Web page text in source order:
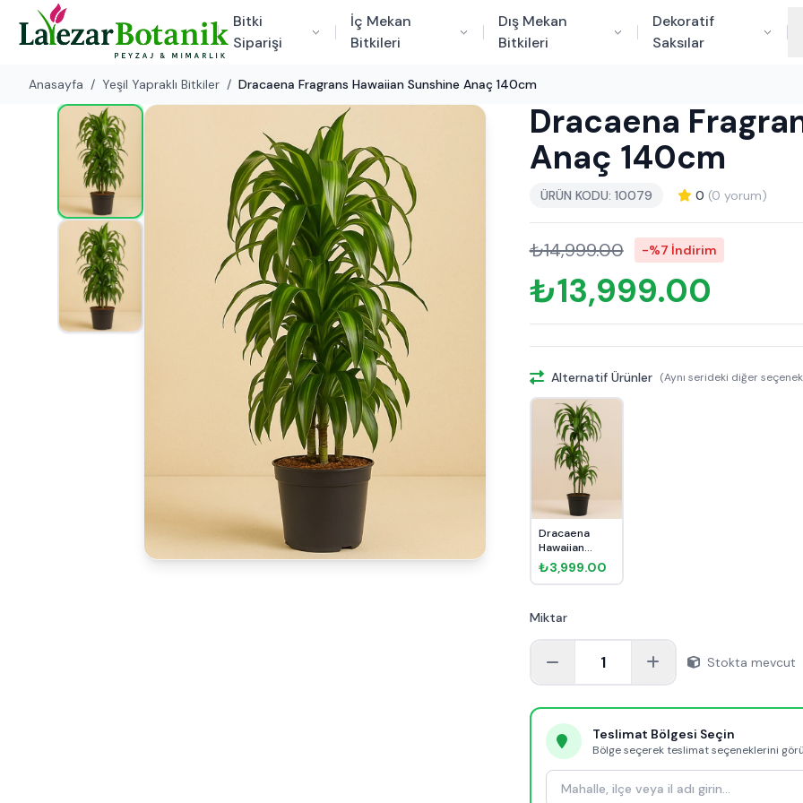
Bitki
Siparişi
İç Mekan
Bitkileri
Dış Mekan
Bitkileri
Dekoratif
Saksılar
Anasayfa / Yeşil Yapraklı Bitkiler / Dracaena Fragrans Hawaiian Sunshine Anaç 140cm
Dracaena
Anaç 140cm
ÜRÜN KODU: 10079 0 (0 yorum)
₺14,999.00 -%7 İndirim
₺13,999.00
Alternatif Ürünler (Aynı serideki diğer
Dracaena
Hawaiian
Sunshine 3
Kök 110cm
₺3,999.00
Miktar
1 Stokta mevcut
Teslimat Bölgesi Seçin
Bölge seçerek teslimat seçeneklerini